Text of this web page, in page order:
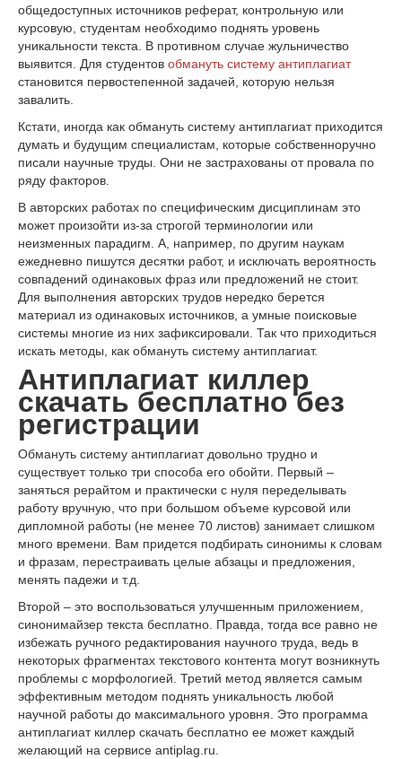
общедоступных источников реферат, контрольную или
курсовую, студентам необходимо поднять уровень
уникальности текста. В противном случае жульничество
выявится. Для студентов обмануть систему антиплагиат
становится первостепенной задачей, которую нельзя
завалить.
Кстати, иногда как обмануть систему антиплагиат приходится
думать и будущим специалистам, которые собственноручно
писали научные труды. Они не застрахованы от провала по
ряду факторов.
В авторских работах по специфическим дисциплинам это
может произойти из-за строгой терминологии или
неизменных парадигм. А, например, по другим наукам
ежедневно пишутся десятки работ, и исключать вероятность
совпадений одинаковых фраз или предложений не стоит.
Для выполнения авторских трудов нередко берется
материал из одинаковых источников, а умные поисковые
системы многие из них зафиксировали. Так что приходиться
искать методы, как обмануть систему антиплагиат.
Антиплагиат киллер
скачать бесплатно без
регистрации
Обмануть систему антиплагиат довольно трудно и
существует только три способа его обойти. Первый –
заняться рерайтом и практически с нуля переделывать
работу вручную, что при большом объеме курсовой или
дипломной работы (не менее 70 листов) занимает слишком
много времени. Вам придется подбирать синонимы к словам
и фразам, перестраивать целые абзацы и предложения,
менять падежи и т.д.
Второй – это воспользоваться улучшенным приложением,
синонимайзер текста бесплатно. Правда, тогда все равно не
избежать ручного редактирования научного труда, ведь в
некоторых фрагментах текстового контента могут возникнуть
проблемы с морфологией. Третий метод является самым
эффективным методом поднять уникальность любой
научной работы до максимального уровня. Это программа
антиплагиат киллер скачать бесплатно ее может каждый
желающий на сервисе antiplag.ru.